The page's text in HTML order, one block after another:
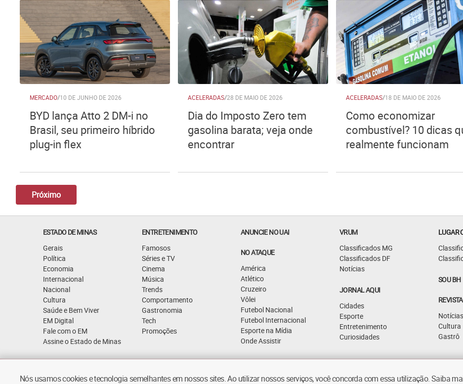
MERCADO/10 DE JUNHO DE 2026
BYD lança Atto 2 DM-i no
Brasil, seu primeiro híbrido
plug-in flex
ACELERADAS/28 DE MAIO DE 2026
Dia do Imposto Zero tem
gasolina barata; veja onde
encontrar
ACELERADAS/18 DE MAIO DE 2026
Como economizar
combustível? 10 dicas
realmente funcionam
Próximo
ESTADO DE MINAS
Gerais
Política
Economia
Internacional
Nacional
Cultura
Saúde e Bem Viver
EM Digital
Fale com o EM
Assine o Estado de Minas
ENTRETENIMENTO
Famosos
Séries e TV
Cinema
Música
Trends
Comportamento
Gastronomia
Tech
Promoções
ANUNCIE NO UAI
NO ATAQUE
América
Atlético
Cruzeiro
Vôlei
Futebol Nacional
Futebol Internacional
Esporte na Mídia
Onde Assistir
VRUM
Classificados MG
Classificados DF
Notícias
JORNAL AQUI
Cidades
Esporte
Entretenimento
Curiosidades
LUGAR
SOU BH
Notícias
Cultura
Gastrô
Quem Somos Política de Privacidade ©
Nós usamos cookies e tecnologia semelhantes em nossos sites. Ao utilizar nossos serviços, você concorda com essa utilização. Saiba